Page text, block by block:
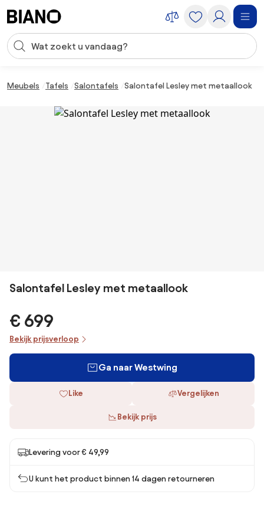
Zoekopdracht invoeren
Meubels Tafels Salontafels Salontafel Lesley met metaallook
Salontafel Lesley met metaallook
€ 699
Bekijk prijsverloop
Ga naar Westwing
Like Vergelijken
Bekijk prijs
Levering voor € 49,99
U kunt het product binnen 14 dagen retourneren